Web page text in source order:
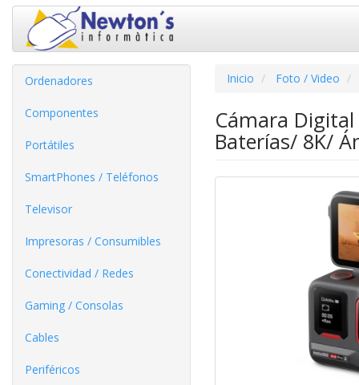
Ordenadores
Componentes
Portátiles
SmartPhones / Teléfonos
Televisor
Impresoras / Consumibles
Conectividad / Redes
Gaming / Consolas
Cables
Periféricos
Inicio Foto / Video
Cámara
Baterías/ 8K/